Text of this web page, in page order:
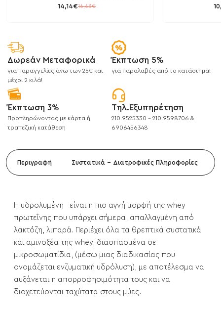
/ Μέταλλα
14,14€16,63€
/
Δωρεάν Μεταφορικά
για παραγγελίες άνω των 25€ και
μέχρι 2 κιλά!
Έκπτωση 5%
για παραλαβές από το κατάστημα!
Έκπτωση 3%
Προπληρώνοντας με κάρτα ή
τραπεζική κατάθεση
Τηλ.Εξυπηρέτηση
210.9525330 - 210.9598706 &
6906456348
Περιγραφή Συστατικά - Διατροφικές Πληροφορίες
Η υδρολυμένη είναι η πιο αγνή μορφή της whey
πρωτεΐνης που υπάρχει σήμερα, απαλλαγμένη από
λακτόζη, λιπαρά. Περιέχει όλα τα θρεπτικά συστατικά
και αμινοξέα της whey, διασπασμένα σε
μικροσωματίδια, (μέσω μιας διαδικασίας που
ονομάζεται ενζυματική υδρόλυση), με αποτέλεσμα να
αυξάνεται η απορροφησιμότητα τους και να
διοχετεύονται ταχύτατα στους μύες.